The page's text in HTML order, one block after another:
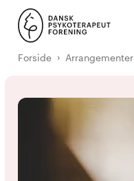
Forside Arrangementer